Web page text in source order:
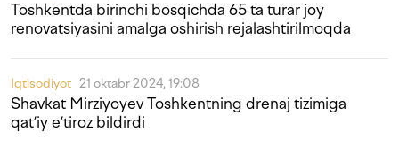
Toshkentda birinchi bosqichda 65 ta turar joy
renovatsiyasini amalga oshirish rejalashtirilmoqda
Iqtisodiyot 21 oktabr 2024, 19:08
Shavkat Mirziyoyev Toshkentning drenaj tizimiga
qat’iy e’tiroz bildirdi